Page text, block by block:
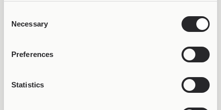
Selection
Necessary
Preferences
Statistics